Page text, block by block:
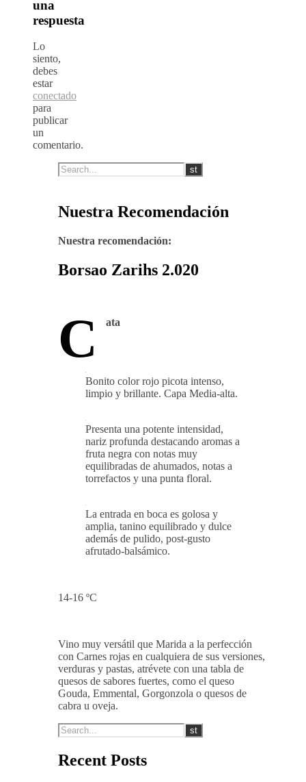
una
respuesta
Lo
siento,
debes
estar
conectado
para
publicar
un
comentario.
Nuestra Recomendación
Nuestra recomendación:
Borsao Zarihs 2.020
C ata
Bonito color rojo picota intenso,
limpio y brillante. Capa Media-alta.
Presenta una potente intensidad,
nariz profunda destacando aromas a
fruta negra con notas muy
equilibradas de ahumados, notas a
torrefactos y una punta floral.
La entrada en boca es golosa y
amplia, tanino equilibrado y dulce
Vino muy versátil que Marida a la perfección
con Carnes rojas en cualquiera de sus versiones,
verduras y pastas, atrévete con una tabla de
quesos de sabores fuertes, como el queso
Gouda, Emmental, Gorgonzola o quesos de
cabra u oveja.